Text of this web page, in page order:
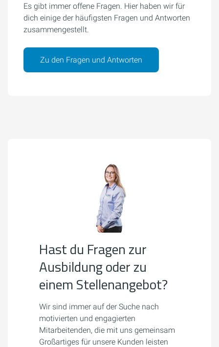
Es gibt immer offene Fragen. Hier haben wir für
dich einige der häufigsten Fragen und Antworten
zusammengestellt.
Zu den Fragen und Antworten
Hast du Fragen zur
Ausbildung oder zu
einem Stellenangebot?
Wir sind immer auf der Suche nach
motivierten und engagierten
Mitarbeitenden, die mit uns gemeinsam
Großartiges für unsere Kunden leisten